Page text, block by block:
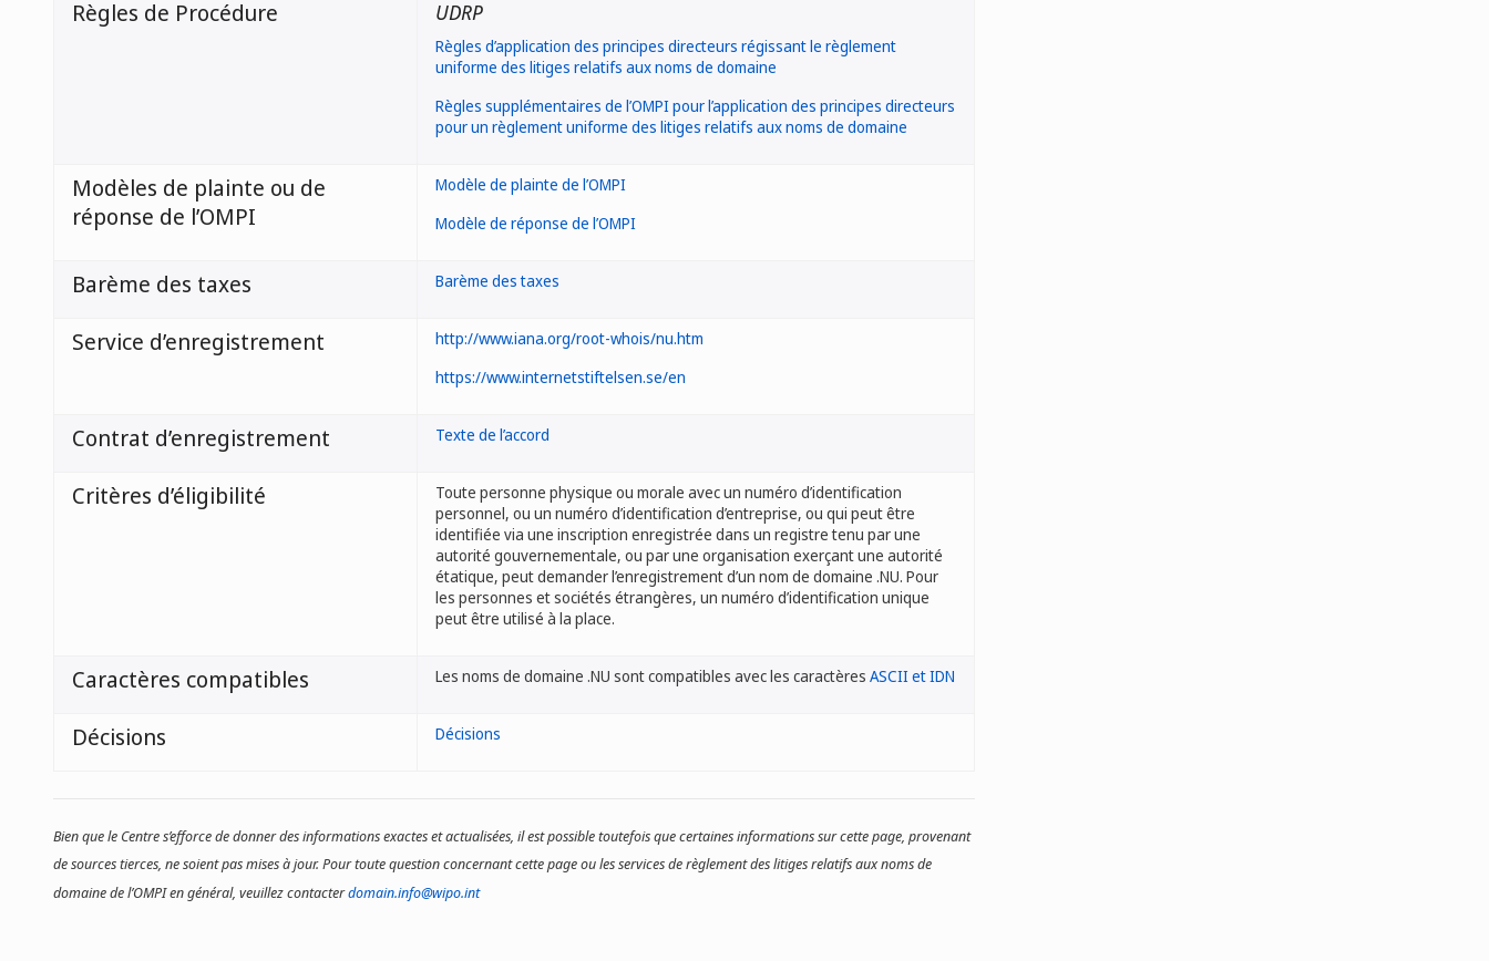
Règles de Procédure UDRP
Règles d’application des principes directeurs régissant le règlement
uniforme des litiges relatifs aux noms de domaine
Règles supplémentaires de l’OMPI pour l’application des principes directeurs
pour un règlement uniforme des litiges relatifs aux noms de domaine
Modèles de plainte ou de
réponse de l’OMPI
Modèle de plainte de l’OMPI
Modèle de réponse de l’OMPI
Barème des taxes Barème des taxes
Service d’enregistrement
http://www.iana.org/root-whois/nu.htm
https://www.internetstiftelsen.se/en
Contrat d’enregistrement Texte de l’accord
Critères d’éligibilité
Toute personne physique ou morale avec un numéro d’identification
personnel, ou un numéro d’identification d’entreprise, ou qui peut être
identifiée via une inscription enregistrée dans un registre tenu par une
autorité gouvernementale, ou par une organisation exerçant une autorité
étatique, peut demander l’enregistrement d’un nom de domaine .NU. Pour
les personnes et sociétés étrangères, un numéro d’identification unique
peut être utilisé à la place.
Caractères compatibles Les noms de domaine .NU sont compatibles avec les caractères ASCII et IDN
Décisions Décisions
Bien que le Centre s’efforce de donner des informations exactes et actualisées, il est possible toutefois que certaines informations sur cette page, provenant
de sources tierces, ne soient pas mises à jour. Pour toute question concernant cette page ou les services de règlement des litiges relatifs aux noms de
domaine de l’OMPI en général, veuillez contacterdomain.info@wipo.int